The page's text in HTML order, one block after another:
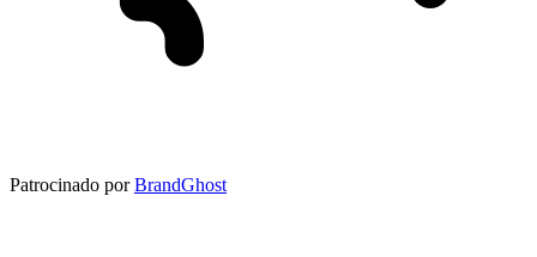
Patrocinado por BrandGhost